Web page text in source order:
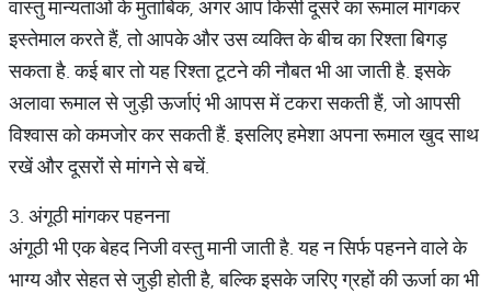
वास्तु मान्यताओं के मुताबिक, अगर आप किसी दूसरे का रूमाल मांगकर
इस्तेमाल करते हैं, तो आपके और उस व्यक्ति के बीच का रिश्ता बिगड़
सकता है. कई बार तो यह रिश्ता टूटने की नौबत भी आ जाती है. इसके
अलावा रूमाल से जुड़ी ऊर्जाएं भी आपस में टकरा सकती हैं, जो आपसी
विश्वास को कमजोर कर सकती हैं. इसलिए हमेशा अपना रूमाल खुद साथ
रखें और दूसरों से मांगने से बचें.
3. अंगूठी मांगकर पहनना
अंगूठी भी एक बेहद निजी वस्तु मानी जाती है. यह न सिर्फ पहनने वाले के
भाग्य और सेहत से जुड़ी होती है, बल्कि इसके जरिए ग्रहों की ऊर्जा का भी